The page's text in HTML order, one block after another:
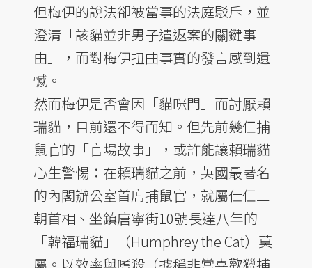
但梅伊的說法卻被當事的法庭駁斥，並
澄清「該貓並非男子遣返案的關鍵事
由」，而對梅伊扭曲事實的發言感到遺
憾。
然而梅伊是否會因「貓咪門」而討厭賴
瑞貓，目前還不得而知。但先前幾任捕
鼠官的「官場故事」，或許能讓賴瑞貓
心生警惕：在賴瑞貓之前，英國最著名
的內閣辦公室首席捕鼠官，就屬仕任三
朝首相、坐鎮唐寧街10號長達八年的
「韓福瑞貓」（Humphrey the Cat）莫